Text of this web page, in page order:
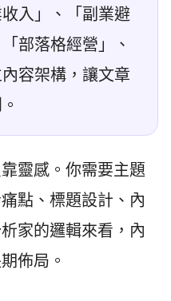
收入」、「副業避
部落格經營」、
內容架構，讓文章
靈感。你需要主題
點、標題設計、內
家的邏輯來看，內
佈局。